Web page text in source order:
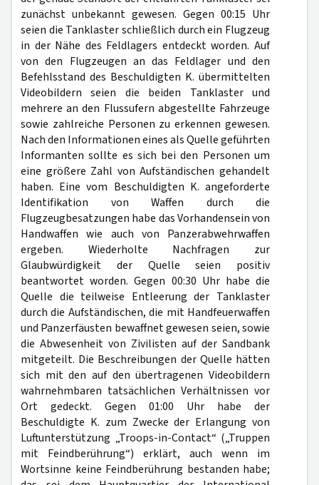
zunächst unbekannt gewesen. Gegen 00:15 Uhr
seien die Tanklaster schließlich durch ein Flugzeug
in der Nähe des Feldlagers entdeckt worden. Auf
von den Flugzeugen an das Feldlager und den
Befehlsstand des Beschuldigten K. übermittelten
Videobildern seien die beiden Tanklaster und
mehrere an den Flussufern abgestellte Fahrzeuge
sowie zahlreiche Personen zu erkennen gewesen.
Nach den Informationen eines als Quelle geführten
Informanten sollte es sich bei den Personen um
eine größere Zahl von Aufständischen gehandelt
haben. Eine vom Beschuldigten K. angeforderte
Identifikation von Waffen durch die
Flugzeugbesatzungen habe das Vorhandensein von
Handwaffen wie auch von Panzerabwehrwaffen
ergeben. Wiederholte Nachfragen zur
Glaubwürdigkeit der Quelle seien positiv
beantwortet worden. Gegen 00:30 Uhr habe die
Quelle die teilweise Entleerung der Tanklaster
durch die Aufständischen, die mit Handfeuerwaffen
und Panzerfäusten bewaffnet gewesen seien, sowie
die Abwesenheit von Zivilisten auf der Sandbank
mitgeteilt. Die Beschreibungen der Quelle hätten
sich mit den auf den übertragenen Videobildern
wahrnehmbaren tatsächlichen Verhältnissen vor
Ort gedeckt. Gegen 01:00 Uhr habe der
Beschuldigte K. zum Zwecke der Erlangung von
Luftunterstützung „Troops-in-Contact“ („Truppen
mit Feindberührung“) erklärt, auch wenn im
Wortsinne keine Feindberührung bestanden habe;